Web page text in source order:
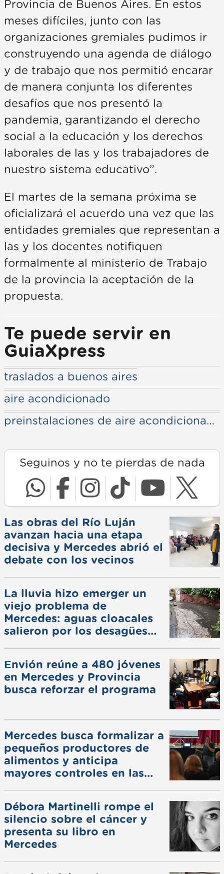
Provincia de Buenos Aires. En estos
meses difíciles, junto con las
organizaciones gremiales pudimos ir
construyendo una agenda de diálogo
y de trabajo que nos permitió encarar
de manera conjunta los diferentes
desafíos que nos presentó la
pandemia, garantizando el derecho
social a la educación y los derechos
laborales de las y los trabajadores de
nuestro sistema educativo”.
El martes de la semana próxima se
oficializará el acuerdo una vez que las
entidades gremiales que representan a
las y los docentes notifiquen
formalmente al ministerio de Trabajo
de la provincia la aceptación de la
propuesta.
Te puede servir en
GuiaXpress
traslados a buenos aires
aire acondicionado
preinstalaciones de aire acondicionado
Seguinos y no te pierdas de nada
Las obras del Río Luján
avanzan hacia una etapa
decisiva y Mercedes abrió el
debate con los vecinos
La lluvia hizo emerger un
viejo problema de
Mercedes: aguas cloacales
salieron por los desagües
Envión reúne a 480 jóvenes
en Mercedes y Provincia
busca reforzar el programa
Mercedes busca formalizar a
pequeños productores de
alimentos y anticipa
mayores controles en las
Débora Martinelli rompe el
silencio sobre el cáncer y
presenta su libro en
Mercedes